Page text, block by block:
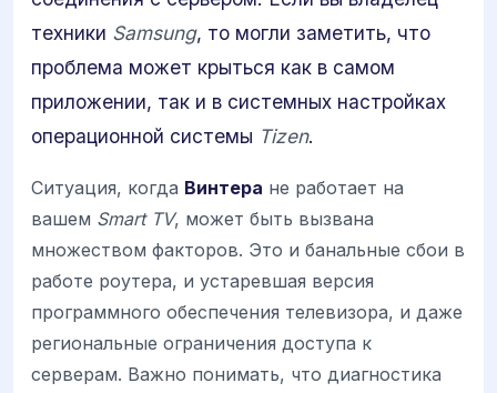
техники Samsung, то могли заметить, что
проблема может крыться как в самом
приложении, так и в системных настройках
операционной системы Tizen.
Ситуация, когда Винтера не работает на
вашем Smart TV, может быть вызвана
множеством факторов. Это и банальные сбои в
работе роутера, и устаревшая версия
программного обеспечения телевизора, и даже
региональные ограничения доступа к
серверам. Важно понимать, что диагностика